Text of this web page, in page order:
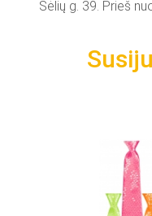
Sėlių g. 39. Prieš